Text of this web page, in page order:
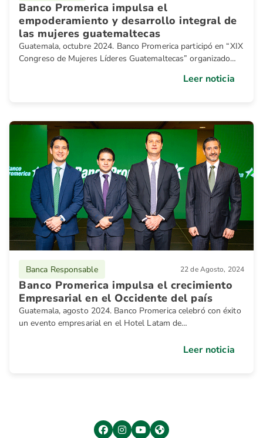
Banco Promerica impulsa el
empoderamiento y desarrollo integral de
las mujeres guatemaltecas
Guatemala, octubre 2024. Banco Promerica participó en “XIX
Congreso de Mujeres Líderes Guatemaltecas” organizado
Leer noticia
Banca Responsable 22 de Agosto, 2024
Banco Promerica impulsa el crecimiento
Empresarial en el Occidente del país
Guatemala, agosto 2024. Banco Promerica celebró con éxito
un evento empresarial en el Hotel Latam de
Leer noticia